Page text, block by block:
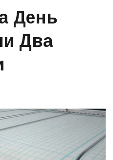
День
Два